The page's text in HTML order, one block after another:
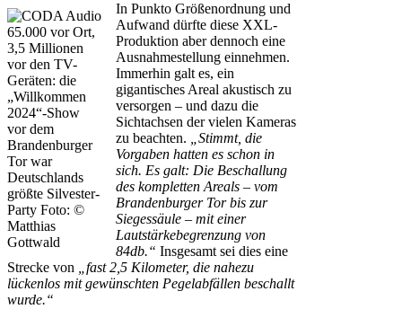
65.000 vor Ort,
3,5 Millionen
vor den TV-
Geräten: die
„Willkommen
2024“-Show
vor dem
Brandenburger
Tor war
Deutschlands
größte Silvester-
Party Foto: ©
Matthias
Gottwald
In Punkto Größenordnung und
Aufwand dürfte diese XXL-
Produktion aber dennoch eine
Ausnahmestellung einnehmen.
Immerhin galt es, ein
gigantisches Areal akustisch zu
versorgen – und dazu die
Sichtachsen der vielen Kameras
zu beachten. „Stimmt, die
Vorgaben hatten es schon in
sich. Es galt: Die Beschallung
des kompletten Areals – vom
Brandenburger Tor bis zur
Siegessäule – mit einer
Lautstärkebegrenzung von
84db.“ Insgesamt sei dies eine
Strecke von
„fast 2,5 Kilometer, die nahezu
lückenlos mit gewünschten Pegelabfällen beschallt
wurde.“